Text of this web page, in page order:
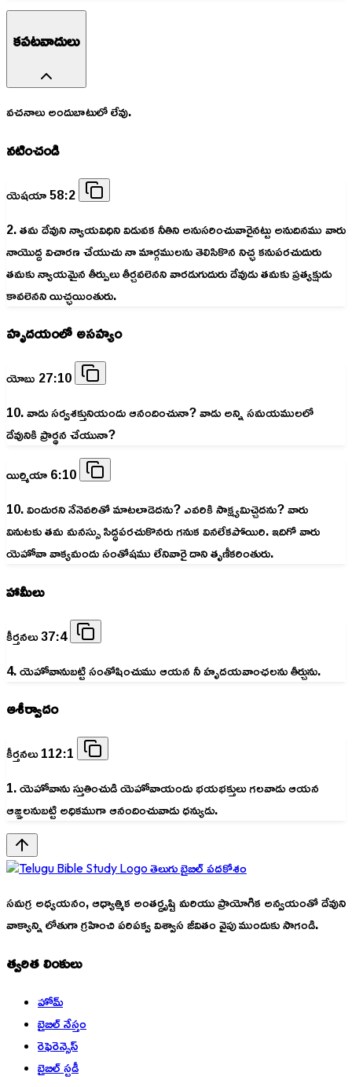
కపటవాదులు
వచనాలు అందుబాటులో లేవు.
నటించండి
యెషయా 58:2
2. తమ దేవుని న్యాయవిధిని విడువక నీతిని అనుసరించువారైనట్టు అనుదినము వారు
నాయొద్ద విచారణ చేయుచు నా మార్గములను తెలిసికొన నిచ్ఛ కనుపరచుదురు
తమకు న్యాయమైన తీర్పులు తీర్చవలెనని వారడుగుదురు దేవుడు తమకు ప్రత్యక్షుడు
కావలెనని యిచ్ఛయింతురు.
హృదయంలో అసహ్యం
యోబు 27:10
10. వాడు సర్వశక్తునియందు ఆనందించునా? వాడు అన్ని సమయములలో
దేవునికి ప్రార్థన చేయునా?
యిర్మియా 6:10
10. విందురని నేనెవరితో మాటలాడెదను? ఎవరికి సాక్ష్యమిచ్చెదను? వారు
వినుటకు తమ మనస్సు సిద్ధపరచుకొనరు గనుక వినలేకపోయిరి. ఇదిగో వారు
యెహోవా వాక్యమందు సంతోషము లేనివారై దాని తృణీకరింతురు.
హామీలు
కీర్తనలు 37:4
4. యెహోవానుబట్టి సంతోషించుము ఆయన నీ హృదయవాంఛలను తీర్చును.
ఆశీర్వాదం
కీర్తనలు 112:1
1. యెహోవాను స్తుతించుడి యెహోవాయందు భయభక్తులు గలవాడు ఆయన
ఆజ్ఞలనుబట్టి అధికముగా ఆనందించువాడు ధన్యుడు.
తెలుగు బైబిల్ పదకోశం
సమగ్ర అధ్యయనం, ఆధ్యాత్మిక అంతర్దృష్టి మరియు ప్రాయోగిక అన్వయంతో దేవుని
వాక్యాన్ని లోతుగా గ్రహించి పరిపక్వ విశ్వాస జీవితం వైపు ముందుకు సాగండి.
త్వరిత లింకులు
హోమ్
బైబిల్ నేస్తం
రెఫెరెన్సెస్
బైబిల్ స్టడీ